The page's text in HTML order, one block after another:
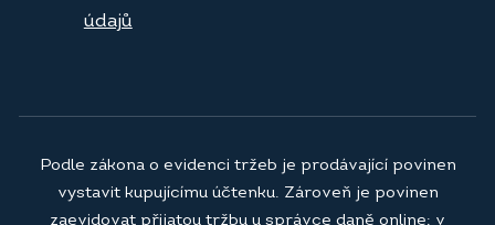
údajů
Podle zákona o evidenci tržeb je prodávající povinen
vystavit kupujícímu účtenku. Zároveň je povinen
zaevidovat přijatou tržbu u správce daně online; v